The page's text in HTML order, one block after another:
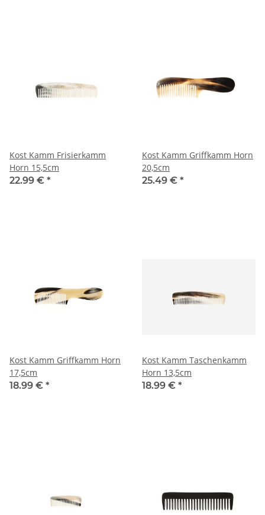
Kost Kamm Frisierkamm
Horn 15,5cm
22.99 € *
Kost Kamm Griffkamm Horn
20,5cm
25.49 € *
Kost Kamm Griffkamm Horn
17,5cm
18.99 € *
Kost Kamm Taschenkamm
Horn 13,5cm
18.99 € *